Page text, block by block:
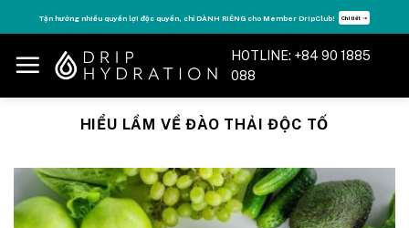
to
content
Tận hưởng nhiều quyền lợi độc quyền, chỉ DÀNH RIÊNG cho Member DripClub! Chi tiết ➝
HOTLINE: +84 90 1885
088
HIỂU LẦM VỀ ĐÀO THẢI ĐỘC TỐ